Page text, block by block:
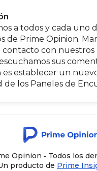
a todos y cada uno
de Prime Opinion.
contacto con nuestros
sus
es establecer un
de los Paneles de
Opinion ‐ Todos los
producto de Prime